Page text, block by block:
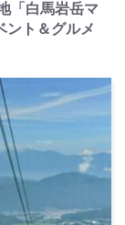
「白馬岩岳マ
ント＆グルメ